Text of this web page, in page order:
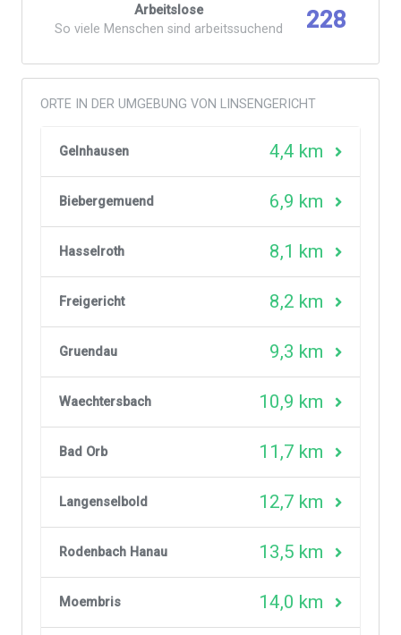
Arbeitslose
So viele Menschen sind arbeitssuchend
228
ORTE IN DER UMGEBUNG VON LINSENGERICHT
Gelnhausen 4,4 km
Biebergemuend 6,9 km
Hasselroth 8,1 km
Freigericht 8,2 km
Gruendau 9,3 km
Waechtersbach 10,9 km
Bad Orb 11,7 km
Langenselbold 12,7 km
Rodenbach Hanau 13,5 km
Moembris 14,0 km